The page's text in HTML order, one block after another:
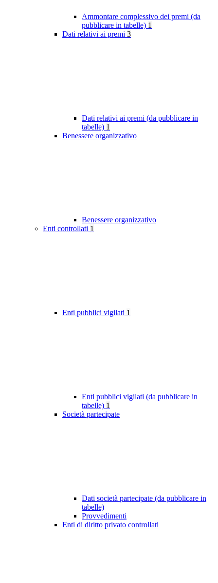
Ammontare complessivo dei premi (da
pubblicare in tabelle) 1
Dati relativi ai premi 3
Dati relativi ai premi (da pubblicare in
tabelle) 1
Benessere organizzativo
Benessere organizzativo
Enti controllati 1
Enti pubblici vigilati 1
Enti pubblici vigilati (da pubblicare in
tabelle) 1
Società partecipate
Dati società partecipate (da pubblicare in
tabelle)
Provvedimenti
Enti di diritto privato controllati